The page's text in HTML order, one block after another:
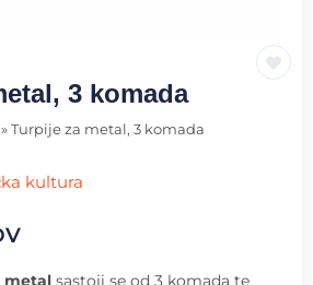
3 komada
» Turpije za metal, 3 komada
kultura
metal sastoji se od 3 komada te